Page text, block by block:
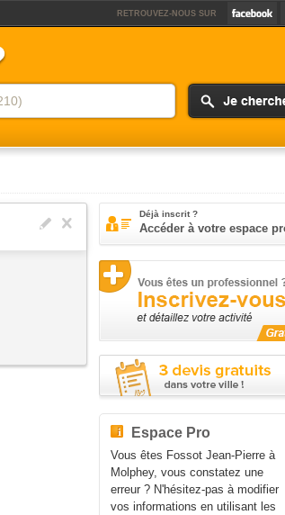
RETROUVEZ-NOUS SUR
Déjà inscrit ?
Accéder à votre espace
Espace Pro
Vous êtes Fossot Jean-Pierre à
Molphey, vous constatez une
erreur ? N'hésitez-pas à modifier
vos informations en utilisant les